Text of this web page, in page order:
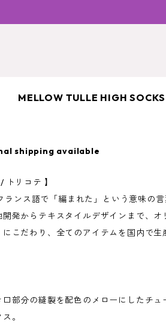
TULLE HIGH SOCKS
shipping available
トリコテ 】
ランス語で「編まれた」という意味の言
発からテキスタイルデザインまで、オ
こだわり、全てのアイテムを国内で生
部分の縫製を配色のメローにしたチュ
。